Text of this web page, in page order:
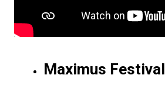
Maximus Festival